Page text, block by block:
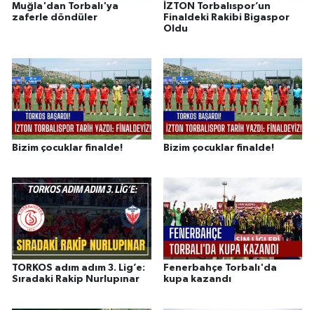
Muğla'dan Torbalı'ya
zaferle döndüler
İZTON Torbalıspor’un
Finaldeki Rakibi Bigaspor
Oldu
Bizim çocuklar finalde! Bizim çocuklar finalde!
TORKOS adım adım 3. Lig’e:
Sıradaki Rakip Nurlupınar
Fenerbahçe Torbalı'da
kupa kazandı